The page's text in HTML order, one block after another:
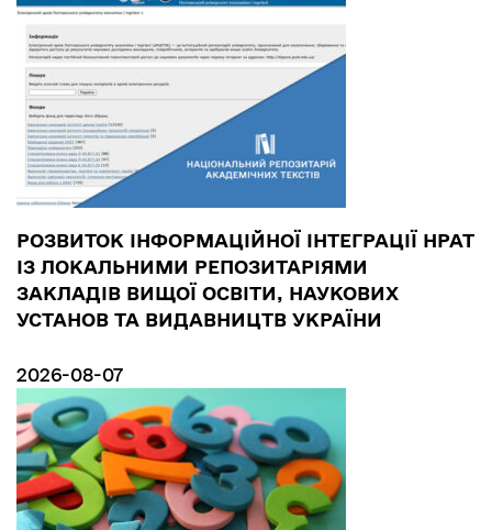
РОЗВИТОК ІНФОРМАЦІЙНОЇ ІНТЕГРАЦІЇ НРАТ
ІЗ ЛОКАЛЬНИМИ РЕПОЗИТАРІЯМИ
ЗАКЛАДІВ ВИЩОЇ ОСВІТИ, НАУКОВИХ
УСТАНОВ ТА ВИДАВНИЦТВ УКРАЇНИ
2026-08-07